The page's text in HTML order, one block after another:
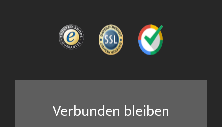
Verbunden bleiben